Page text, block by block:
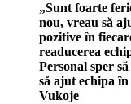
„Sunt foarte
nou, vreau să
pozitive în
readucerea
Personal sper
să ajut echipa
Vukoje